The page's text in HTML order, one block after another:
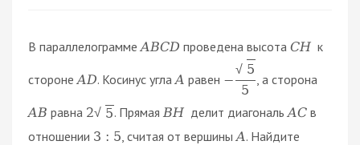
В параллелограмме ABCD проведена высота CH к
стороне AD. Косинус угла A равен −
√ 5
5
, а сторона
AB равна 2√ 5. Прямая BH делит диагональ ACв
отношении 3 : 5 , считая от вершиныA. Найдите